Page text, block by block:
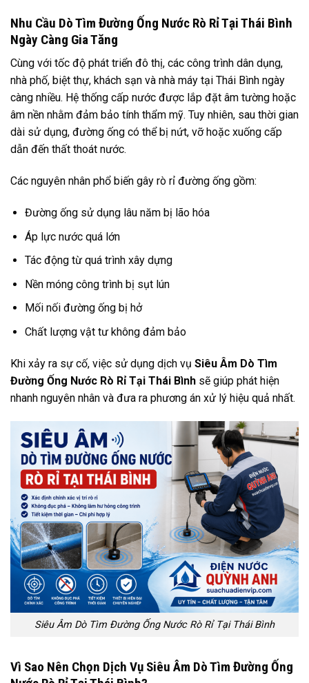
Nhu Cầu Dò Tìm Đường Ống Nước Rò Rỉ Tại Thái Bình
Ngày Càng Gia Tăng
Cùng với tốc độ phát triển đô thị, các công trình dân dụng,
nhà phố, biệt thự, khách sạn và nhà máy tại Thái Bình ngày
càng nhiều. Hệ thống cấp nước được lắp đặt âm tường hoặc
âm nền nhằm đảm bảo tính thẩm mỹ. Tuy nhiên, sau thời gian
dài sử dụng, đường ống có thể bị nứt, vỡ hoặc xuống cấp
dẫn đến thất thoát nước.
Các nguyên nhân phổ biến gây rò rỉ đường ống gồm:
Đường ống sử dụng lâu năm bị lão hóa
Áp lực nước quá lớn
Tác động từ quá trình xây dựng
Nền móng công trình bị sụt lún
Mối nối đường ống bị hở
Chất lượng vật tư không đảm bảo
Khi xảy ra sự cố, việc sử dụng dịch vụ Siêu Âm Dò Tìm
Đường Ống Nước Rò Rỉ Tại Thái Bình sẽ giúp phát hiện
nhanh nguyên nhân và đưa ra phương án xử lý hiệu quả nhất.
Siêu Âm Dò Tìm Đường Ống Nước Rò Rỉ Tại Thái Bình
Vì Sao Nên Chọn Dịch Vụ Siêu Âm Dò Tìm Đường Ống